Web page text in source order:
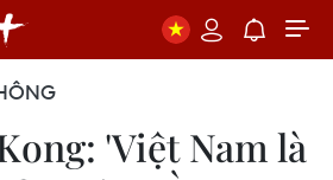
'Việt Nam là